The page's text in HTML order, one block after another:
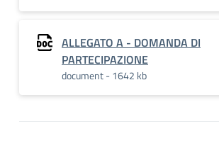
ALLEGATO A - DOMANDA DI
PARTECIPAZIONE
document - 1642 kb